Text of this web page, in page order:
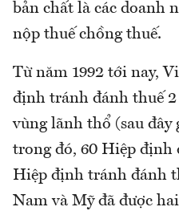
bản chất là các doanh
nộp thuế chồng thuế.
Từ năm 1992 tới nay,
định tránh đánh thuế
vùng lãnh thổ (sau
trong đó, 60 Hiệp định
Hiệp định tránh đánh
Nam và Mỹ đã được